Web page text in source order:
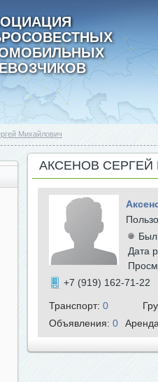
Михайлович
АКСЕНОВ
Был
Дата
+7 (919) 162-71-22
Транспорт: 0
Объявления: 0